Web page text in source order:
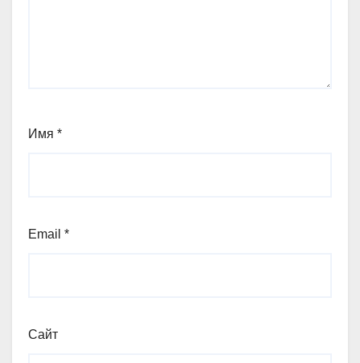
Имя *
Email *
Сайт